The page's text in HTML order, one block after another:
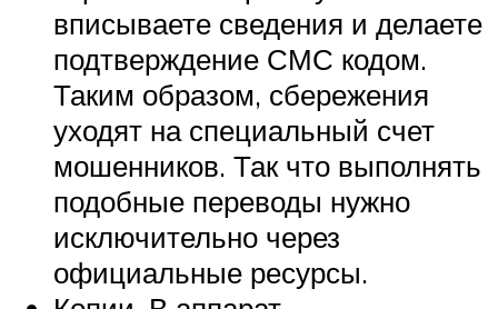
вписываете сведения и делаете
подтверждение СМС кодом.
Таким образом, сбережения
уходят на специальный счет
мошенников. Так что выполнять
подобные переводы нужно
исключительно через
официальные ресурсы.